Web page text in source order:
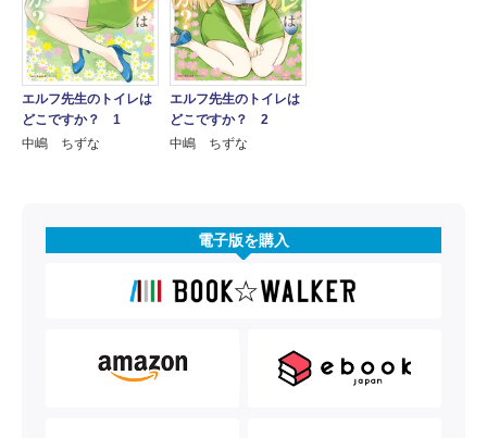
エルフ先生のトイレは
どこですか？ 1
中嶋 ちずな
エルフ先生のトイレは
どこですか？ 2
中嶋 ちずな
電子版を購入